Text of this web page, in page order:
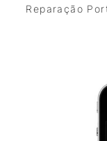
Reparação